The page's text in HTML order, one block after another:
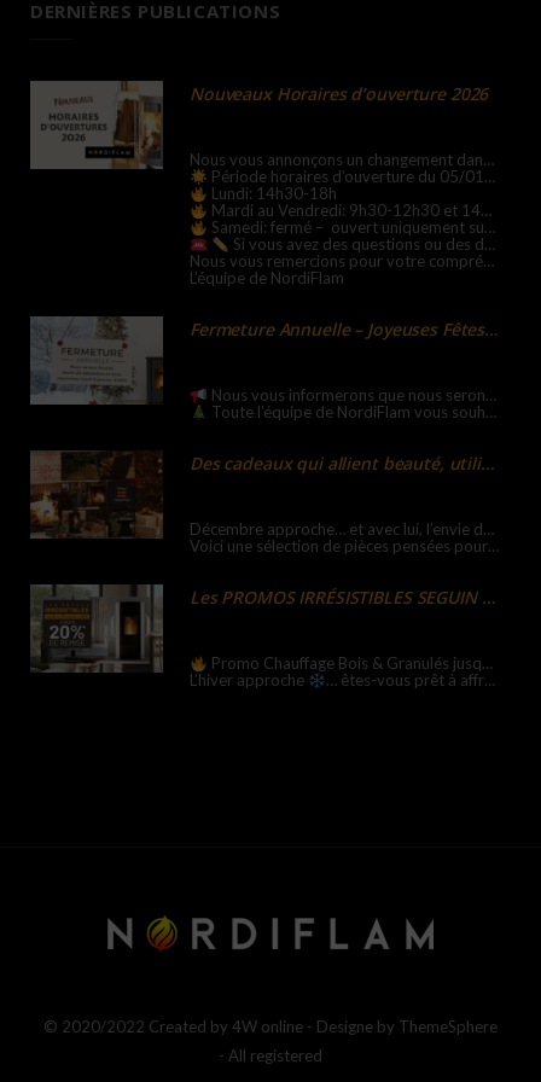
DERNIÈRES PUBLICATIONS
Nouveaux Horaires d’ouverture 2026
Nous vous annonçons un changement dans nos horaires d’ouverture 2026 :
Période horaires d’ouverture du 05/01/2026 au 31/08/2026
Lundi: 14h30-18h
Mardi au Vendredi: 9h30-12h30 et 14h-18h
Samedi: fermé – ouvert uniquement sur RDV !
Si vous avez des questions ou des doutes, n’hésitez pas à nous contacter. Nous sommes toujours là pour vous aider.
Nous vous remercions pour votre compréhension.
L’équipe de NordiFlam
Fermeture Annuelle – Joyeuses Fêtes 2025-2026
Nous vous informerons que nous serons fermés mardi 23 décembre et nous rouvrirons nos portes le lundi 5 janvier 2026 !
Toute l’équipe de NordiFlam vous souhaite de passer des Joyeuses Fêtes et une Bonne Année 2026 !!!
Des cadeaux qui allient beauté, utilité et savoir-faire
Décembre approche… et avec lui, l’envie de dénicher le cadeau idéal, celui qui réchauffe le cœur tout en surprenant.
Voici une sélection de pièces pensées pour embellir les festivités et illuminer les moments au coin du feu….
Les PROMOS IRRÉSISTIBLES SEGUIN du 2-30 octobre’25
Promo Chauffage Bois & Granulés jusqu’à -20% sur les Poêles, Inserts et Cheminées du Groupe Seguin
L’hiver approche
… êtes-vous prêt à affronter le froid ?
© 2020/2022 Created by 4W online - Designe by ThemeSphere
- All registered